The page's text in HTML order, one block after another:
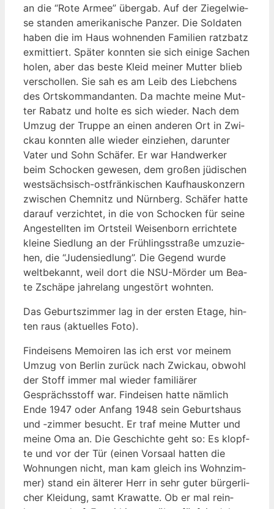
an die “Rote Armee” über­gab. Auf der Zie­gel­wie­
se stan­den ame­ri­ka­ni­sche Pan­zer. Die Sol­da­ten
haben die im Haus woh­nen­den Fami­li­en ratz­batz
exmit­tiert. Spä­ter konn­ten sie sich eini­ge Sachen
holen, aber das bes­te Kleid mei­ner Mut­ter blieb
ver­schol­len. Sie sah es am Leib des Lieb­chens
des Orts­kom­man­dan­ten. Da mach­te mei­ne Mut­
ter Rabatz und hol­te es sich wie­der. Nach dem
Umzug der Trup­pe an einen ande­ren Ort in Zwi­
ckau konn­ten alle wie­der ein­zie­hen, dar­un­ter
Vater und Sohn Schä­fer. Er war Hand­wer­ker
beim Scho­cken gewe­sen, dem gro­ßen jüdi­schen
west­säch­sisch-ost­frän­ki­schen Kauf­haus­kon­zern
zwi­schen Chem­nitz und Nürn­berg. Schä­fer hat­te
dar­auf ver­zich­tet, in die von Scho­cken für sei­ne
Ange­stell­ten im Orts­teil Wei­sen­born errich­te­te
klei­ne Sied­lung an der Früh­lings­stra­ße umzu­zie­
hen, die “Juden­sied­lung”. Die Gegend wur­de
welt­be­kannt, weil dort die NSU-Mör­der um Bea­
te Zsch­ä­pe jah­re­lang unge­stört wohnten.
Das Geburts­zim­mer lag in der ers­ten Eta­ge, hin­
ten raus (aktu­el­les Foto).
Find­ei­sens Memoi­ren las ich erst vor mei­nem
Umzug von Ber­lin zurück nach Zwi­ckau, obwohl
der Stoff immer mal wie­der fami­liä­rer
Gesprächs­stoff war. Find­ei­sen hat­te näm­lich
Ende 1947 oder Anfang 1948 sein Geburts­haus
und ‑zim­mer besucht. Er traf mei­ne Mut­ter und
mei­ne Oma an. Die Geschich­te geht so: Es klopf­
te und vor der Tür (einen Vor­saal hat­ten die
Woh­nun­gen nicht, man kam gleich ins Wohn­zim­
mer) stand ein älte­rer Herr in sehr guter bür­ger­li­
cher Klei­dung, samt Kra­wat­te. Ob er mal rein­